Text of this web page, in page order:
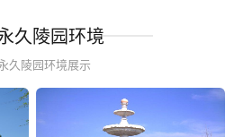
久陵园环境
久陵园环境展示